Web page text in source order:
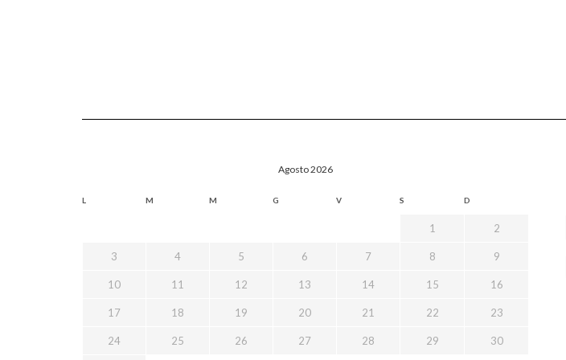
Agosto 2026
L M M G V S D
1 2
3 4 5 6 7 8 9
10 11 12 13 14 15 16
17 18 19 20 21 22 23
24 25 26 27 28 29 30